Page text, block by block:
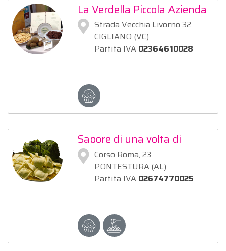
La Verdella Piccola Azienda
Agricola Biscotteria senza
glutine e non
Strada Vecchia Livorno 32
CIGLIANO (VC)
Partita IVA 02364610028
Sapore di una volta di
Candian Davide
Corso Roma, 23
PONTESTURA (AL)
Partita IVA 02674770025